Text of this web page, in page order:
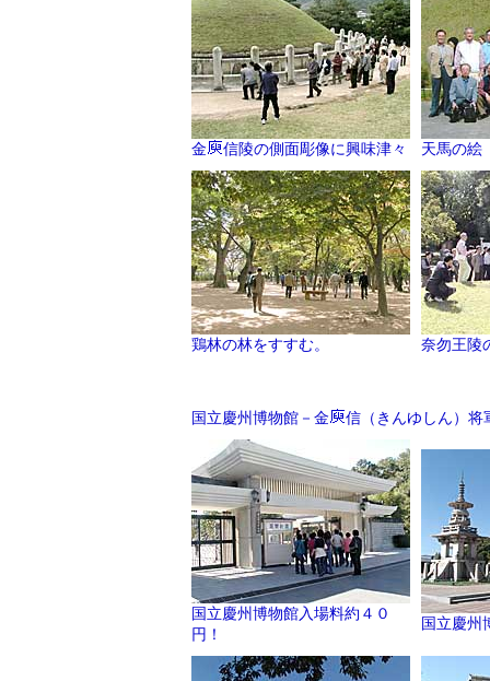
金 信陵の側面彫像に興味津々 天馬の絵
鶏林の林をすすむ。 奈勿王陵
国立慶州博物館－金 信（きんゆしん）将
国立慶州博物館入場料約４０
円！
国立慶州